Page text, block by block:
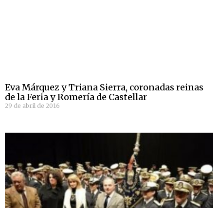
Eva Márquez y Triana Sierra, coronadas reinas
de la Feria y Romería de Castellar
29 de abril de 2016